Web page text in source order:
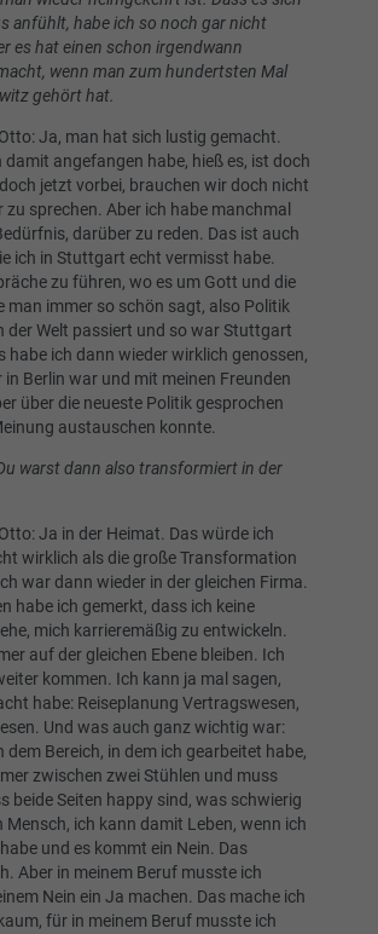
anfühlt, habe ich so noch gar nicht
es hat einen schon irgendwann
wenn man zum hundertsten Mal
gehört hat.
Ja, man hat sich lustig gemacht.
damit angefangen habe, hieß es, ist doch
jetzt vorbei, brauchen wir doch nicht
zu sprechen. Aber ich habe manchmal
darüber zu reden. Das ist auch
ich in Stuttgart echt vermisst habe.
zu führen, wo es um Gott und die
man immer so schön sagt, also Politik
der Welt passiert und so war Stuttgart
habe ich dann wieder wirklich genossen,
in Berlin war und mit meinen Freunden
über die neueste Politik gesprochen
austauschen konnte.
warst dann also transformiert in der
Ja in der Heimat. Das würde ich
wirklich als die große Transformation
war dann wieder in der gleichen Firma.
habe ich gemerkt, dass ich keine
mich karrieremäßig zu entwickeln.
auf der gleichen Ebene bleiben. Ich
kommen. Ich kann ja mal sagen,
habe: Reiseplanung Vertragswesen,
Und was auch ganz wichtig war:
dem Bereich, in dem ich gearbeitet habe,
zwischen zwei Stühlen und muss
beide Seiten happy sind, was schwierig
Mensch, ich kann damit Leben, wenn ich
und es kommt ein Nein. Das
Aber in meinem Beruf musste ich
Nein ein Ja machen. Das mache ich
für in meinem Beruf musste ich